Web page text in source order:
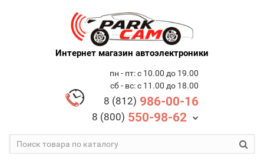
Интернет магазин автоэлектроники
пн - пт: с 10.00 до 19.00
сб - вс: с 11.00 до 18.00
8 (812) 986-00-16
8 (800) 550-98-62